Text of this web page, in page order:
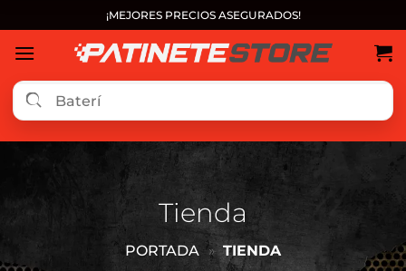
al
contenido
¡MEJORES PRECIOS ASEGURADOS!
Tienda
PORTADA » TIENDA